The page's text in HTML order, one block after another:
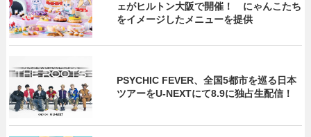
ェがヒルトン大阪で開催！ にゃんこたち
をイメージしたメニューを提供
PSYCHIC FEVER、全国5都市を巡る日本
ツアーをU‐NEXTにて8.9に独占生配信！